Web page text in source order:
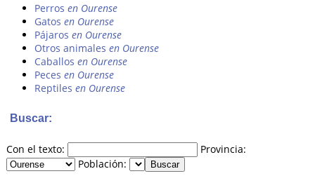
Perros en Ourense
Gatos en Ourense
Pájaros en Ourense
Otros animales en Ourense
Caballos en Ourense
Peces en Ourense
Reptiles en Ourense
Buscar:
Con el texto:
Provincia:
Población: